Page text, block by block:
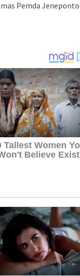
Pemda Jeneponto